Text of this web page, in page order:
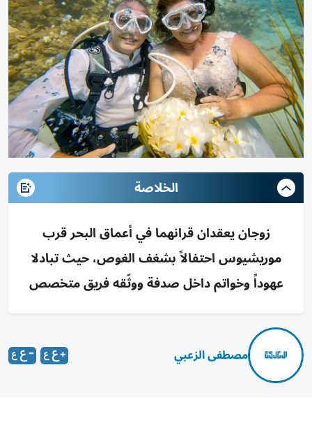
الخلاصة
زوجان يعقدان قرانهما في أعماق البحر قرب
موريشيوس احتفالاً بشغف الغوص، حيث تبادلا
عهوداً وخواتم داخل صدفة ووثّقه فريق متخصص
مصطفى الزعبي